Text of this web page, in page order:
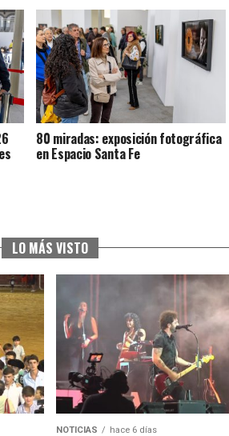
80 miradas: exposición fotográfica
en Espacio Santa Fe
LO MÁS VISTO
NOTICIAS hace 6 días